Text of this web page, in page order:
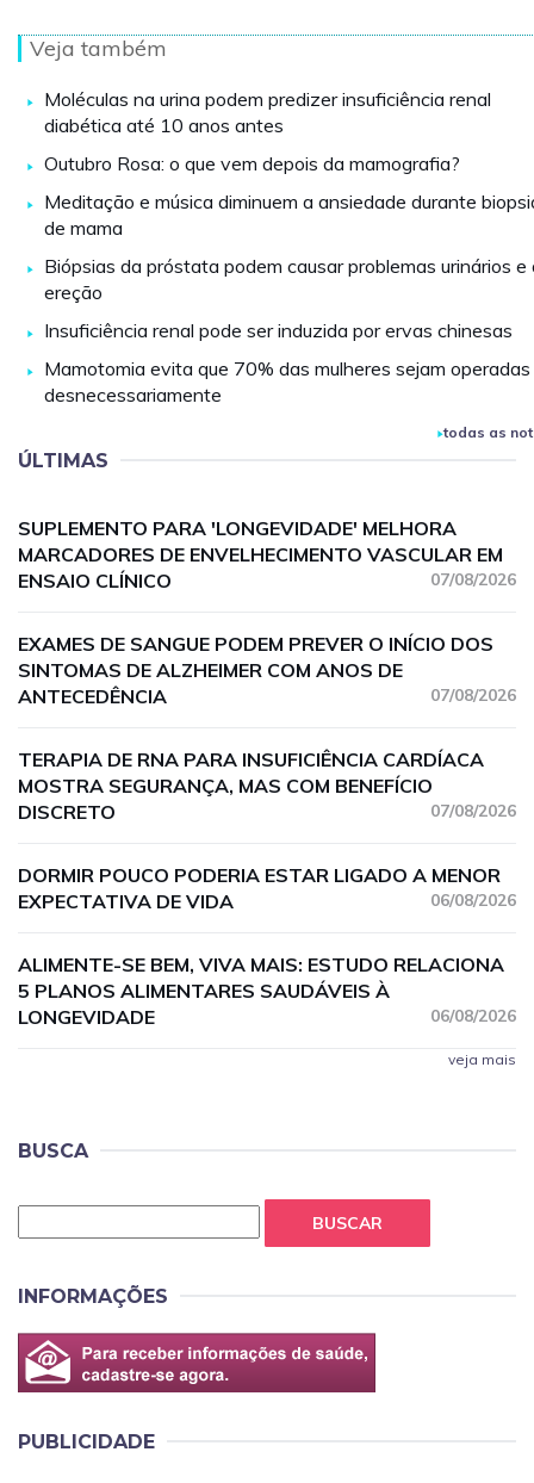
Veja também
Moléculas na urina podem predizer insuficiência renal
diabética até 10 anos antes
Outubro Rosa: o que vem depois da mamografia?
Meditação e música diminuem a ansiedade durante
de mama
Biópsias da próstata podem causar problemas urinários e
ereção
Insuficiência renal pode ser induzida por ervas chinesas
Mamotomia evita que 70% das mulheres sejam operadas
desnecessariamente
todas as
ÚLTIMAS
SUPLEMENTO PARA 'LONGEVIDADE' MELHORA
MARCADORES DE ENVELHECIMENTO VASCULAR EM
ENSAIO CLÍNICO
07/08/2026
EXAMES DE SANGUE PODEM PREVER O INÍCIO DOS
SINTOMAS DE ALZHEIMER COM ANOS DE
ANTECEDÊNCIA
07/08/2026
TERAPIA DE RNA PARA INSUFICIÊNCIA CARDÍACA
MOSTRA SEGURANÇA, MAS COM BENEFÍCIO
DISCRETO
07/08/2026
DORMIR POUCO PODERIA ESTAR LIGADO A MENOR
EXPECTATIVA DE VIDA
06/08/2026
ALIMENTE-SE BEM, VIVA MAIS: ESTUDO RELACIONA
5 PLANOS ALIMENTARES SAUDÁVEIS À
LONGEVIDADE
06/08/2026
veja mais
BUSCA
BUSCAR
INFORMAÇÕES
PUBLICIDADE